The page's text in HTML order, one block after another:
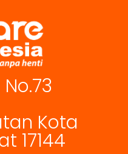
Kota
17144